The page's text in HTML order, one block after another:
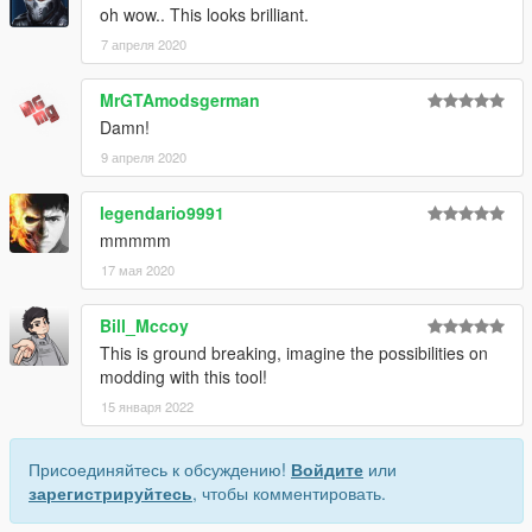
oh wow.. This looks brilliant.
7 апреля 2020
MrGTAmodsgerman
Damn!
9 апреля 2020
legendario9991
mmmmm
17 мая 2020
Bill_Mccoy
This is ground breaking, imagine the possibilities on
modding with this tool!
15 января 2022
Присоединяйтесь к обсуждению! Войдите или
зарегистрируйтесь, чтобы комментировать.